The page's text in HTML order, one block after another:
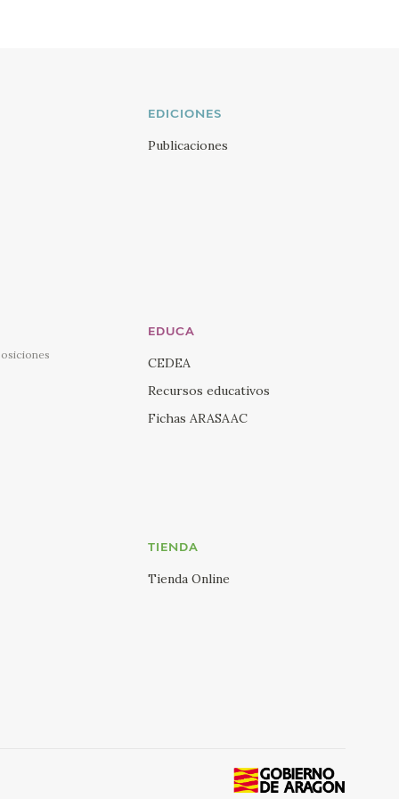
EDICIONES
Publicaciones
TIENDA
Tienda Online
EDUCA
CEDEA
Recursos educativos
Fichas ARASAAC